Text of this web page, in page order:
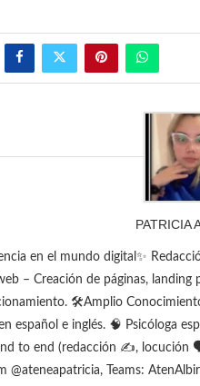
PATRICIA
en el mundo digital✨
– Creación de páginas,
🛠️Amplio
español e inglés. 🧠 Psicóloga
to end (redacción ✍️, locución
@ateneapatricia, Teams: